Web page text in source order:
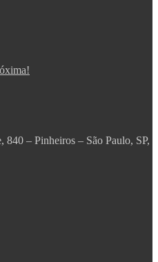
– Pinheiros – São Paulo, SP,